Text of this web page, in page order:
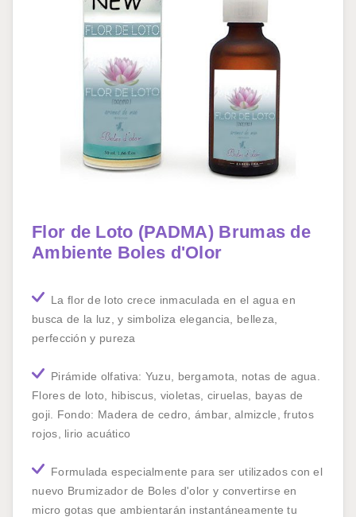
Flor de Loto (PADMA) Brumas de
Ambiente Boles d'Olor
La flor de loto crece inmaculada en el agua en
busca de la luz, y simboliza elegancia, belleza,
perfección y pureza
Pirámide olfativa: Yuzu, bergamota, notas de agua.
Flores de loto, hibiscus, violetas, ciruelas, bayas de
goji. Fondo: Madera de cedro, ámbar, almizcle, frutos
rojos, lirio acuático
Formulada especialmente para ser utilizados con el
nuevo Brumizador de Boles d'olor y convertirse en
micro gotas que ambientarán instantáneamente tu